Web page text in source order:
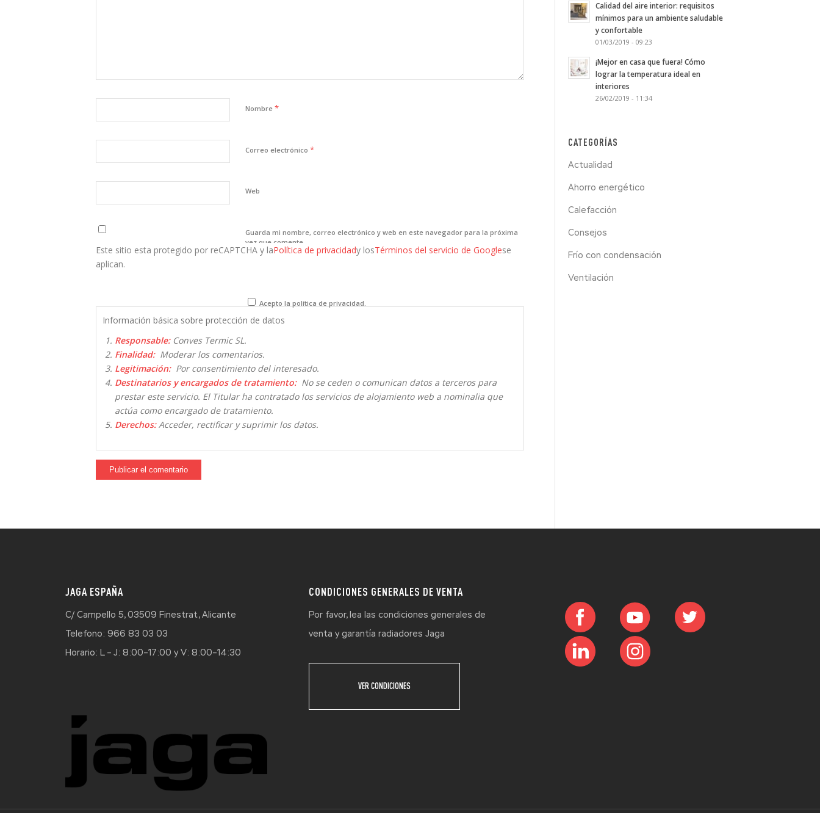
Nombre *
Correo electrónico *
Web
Guarda mi nombre, correo electrónico y web en este navegador para la próxima
vez que comente.
Este sitio esta protegido por reCAPTCHA y laPolítica de privacidady losTérminos del servicio de Googlese
aplican.
Acepto la política de privacidad.
Información básica sobre protección de datos
Responsable:Conves Termic SL.
Finalidad:Moderar los comentarios.
Legitimación:Por consentimiento del interesado.
Destinatarios y encargados de tratamiento:No se ceden o comunican datos a terceros para
prestar este servicio. El Titular ha contratado los servicios de alojamiento web a nominalia que
actúa como encargado de tratamiento.
Derechos:Acceder, rectificar y suprimir los datos.
Calidad del aire interior: requisitos
mínimos para un ambiente saludable
y confortable
01/03/2019 - 09:23
¡Mejor en casa que fuera! Cómo
lograr la temperatura ideal en
interiores
26/02/2019 - 11:34
CATEGORÍAS
Actualidad
Ahorro energético
Calefacción
Consejos
Frío con condensación
Ventilación
JAGA ESPAÑA
C/ Campello 5, 03509 Finestrat, Alicante
Telefono: 966 83 03 03
Horario: L – J: 8:00–17:00 y V: 8:00–14:30
CONDICIONES GENERALES DE VENTA
Por favor, lea las condiciones generales de
venta y garantía radiadores Jaga
VER CONDICIONES